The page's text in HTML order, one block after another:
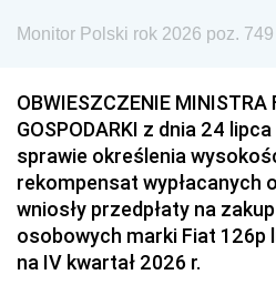
Monitor Polski rok 2026 poz. 749
OBWIESZCZENIE MINISTRA
GOSPODARKI z dnia 24
sprawie określenia
rekompensat wypłacanych
wniosły przedpłaty na
osobowych marki Fiat 126p
na IV kwartał 2026 r.